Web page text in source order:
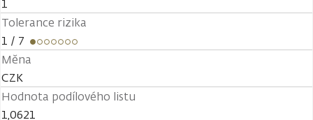
1
Tolerance rizika
1 / 7
Měna
CZK
Hodnota podílového listu
1,0621